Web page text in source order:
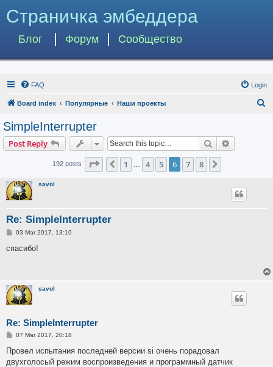
Страничка эмбеддера
Блог Форум Сообщество
FAQ Login
Board index Популярные Наши проекты
SimpleInterrupter
Post Reply Search
192 posts Page of8
Previous
1 4 5 6 7 8
savol
Re: SimpleInterrupter
P
s
03 Mar 2017, 13:10
спасибо!
savol
Re: SimpleInterrupter
P
s
07 Mar 2017, 20:18
Провел испытания последней версии si очень порадовал
двухголосый режим воспроизведения и программный датчик